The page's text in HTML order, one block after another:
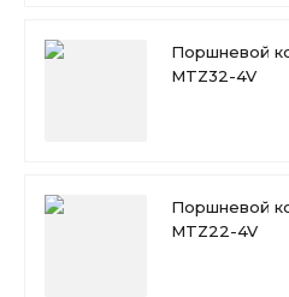
Поршневой
MTZ32-4V
Поршневой
MTZ22-4V